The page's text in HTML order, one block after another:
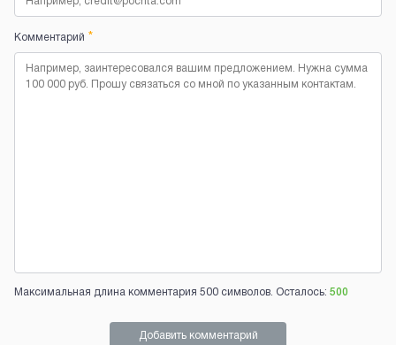
Комментарий *
Максимальная длина комментария 500 символов. Осталось: 500
Добавить комментарий